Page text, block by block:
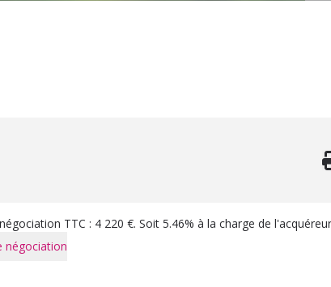
TTC : 4 220 €. Soit 5.46% à la charge de l'acquéreur
négociation